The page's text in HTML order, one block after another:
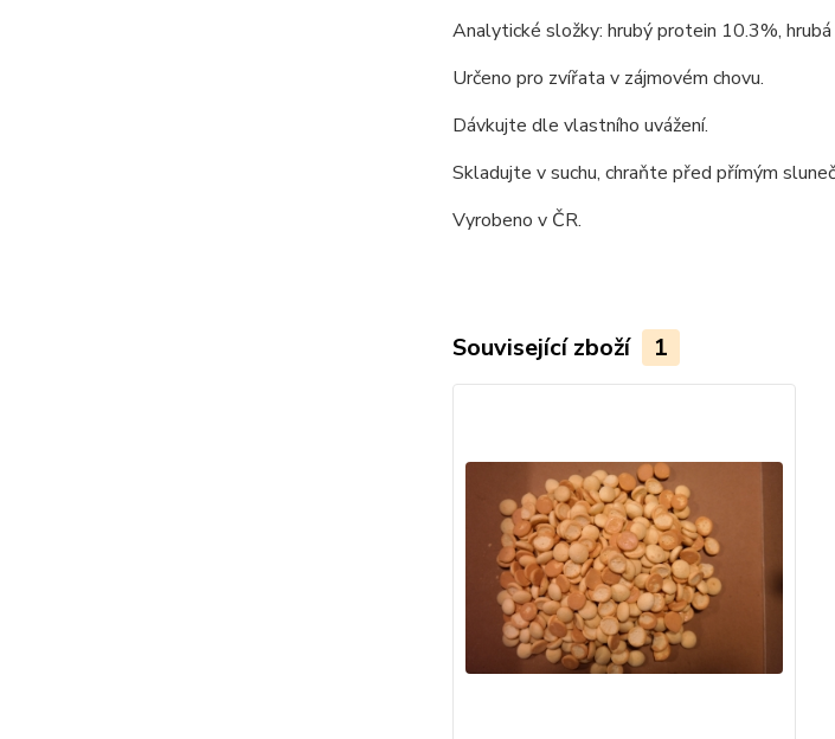
Analytické složky: hrubý protein 10.3%,
Určeno pro zvířata v zájmovém chovu.
Dávkujte dle vlastního uvážení.
Skladujte v suchu, chraňte před přímým
Vyrobeno v ČR.
Související zboží 1